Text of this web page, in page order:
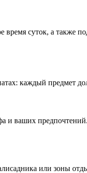
суток, а также
каждый предмет
и ваших
или зоны